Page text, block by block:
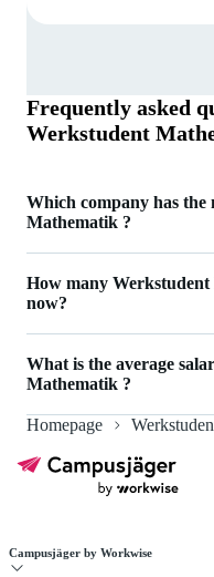
Frequently asked
Werkstudent
Which company has the
Mathematik ?
Mathematik .
How many
now?
What is the average
Mathematik ?
The average salary for
Homepage
Campusjäger by Workwise